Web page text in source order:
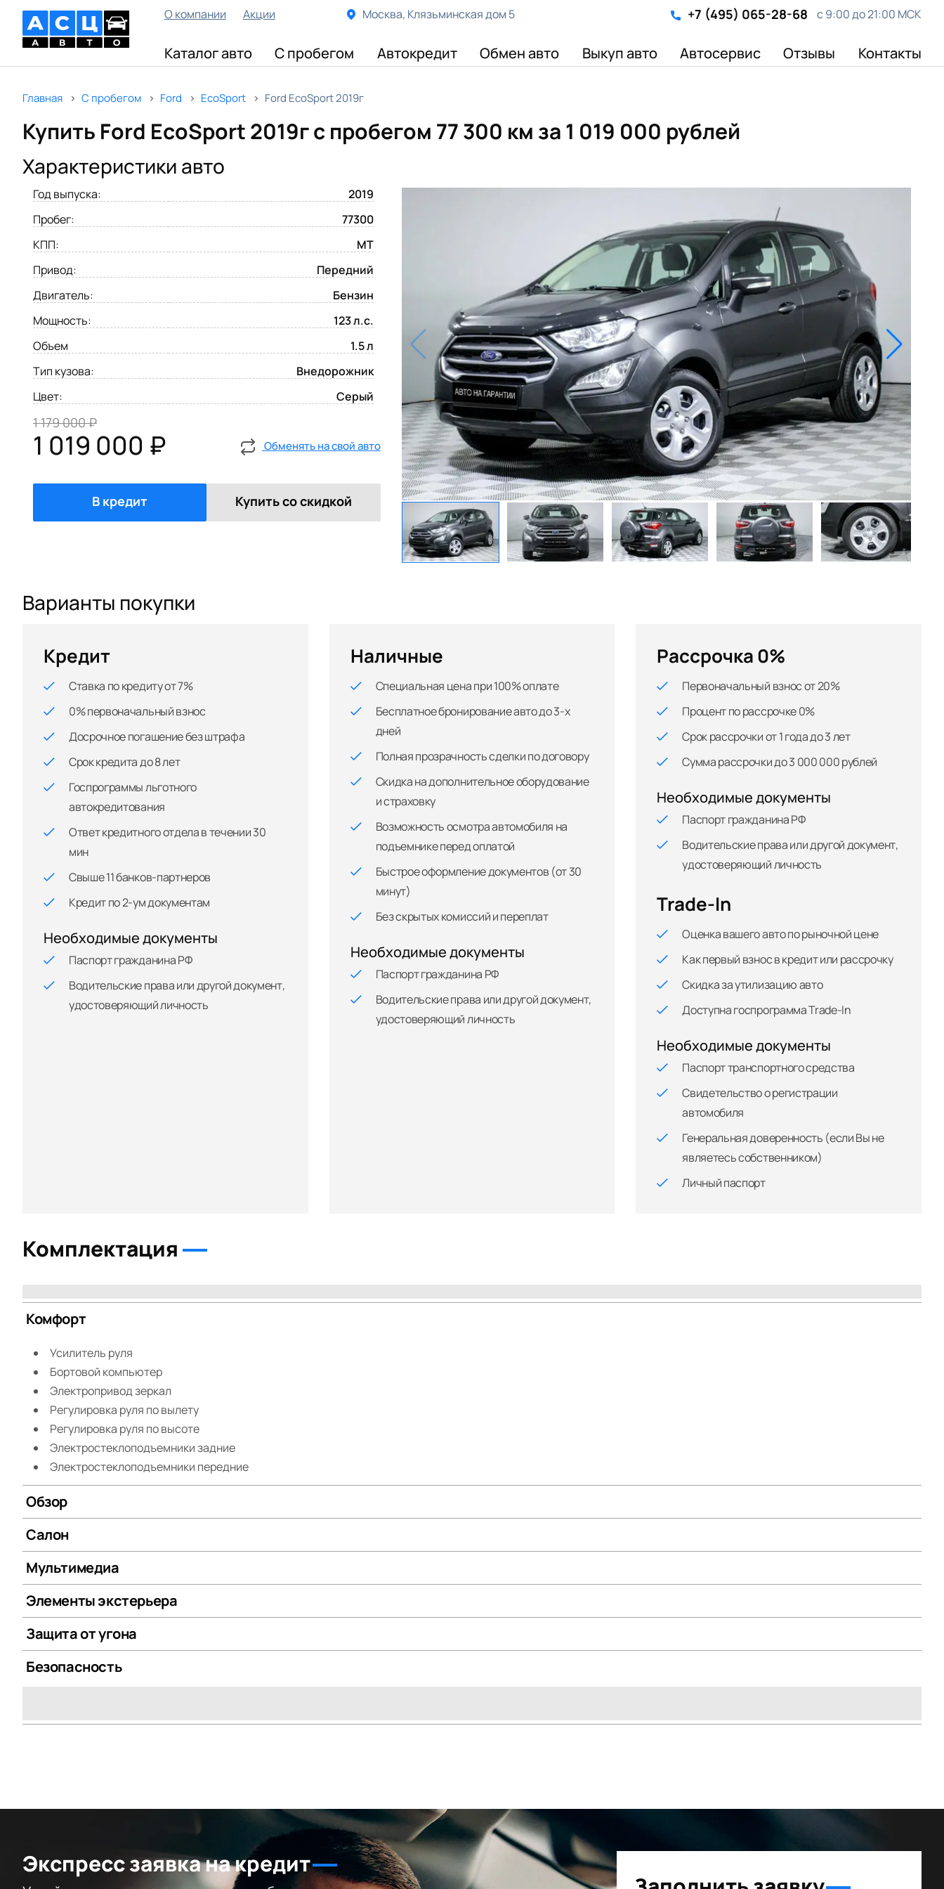
О компании Акции Москва, Клязьминская дом 5 +7 (495) 065-28-68 с 9:00 до 21:00 МСК
Каталог авто С пробегом Автокредит Обмен авто Выкуп авто Автосервис Отзывы Контакты
Главная С пробегом Ford EcoSport Ford EcoSport 2019г
Купить Ford EcoSport 2019г с пробегом 77 300 км за 1 019 000 рублей
Характеристики авто
Год выпуска:
2019
Пробег:
77300
КПП:
MT
Привод:
Передний
Двигатель:
Бензин
Мощность:
123 л.с.
Объем
1.5 л
Тип кузова:
Внедорожник
Цвет:
Серый
1 179 000 ₽
1 019 000 ₽ Обменять на свой авто
В кредит Купить со скидкой
Варианты покупки
Кредит
Ставка по кредиту от 7%
0% первоначальный взнос
Досрочное погашение без штрафа
Срок кредита до 8 лет
Госпрограммы льготного
автокредитования
Ответ кредитного отдела в течении 30
мин
Свыше 11 банков-партнеров
Кредит по 2-ум документам
Необходимые документы
Паспорт гражданина РФ
Водительские права или другой документ,
удостоверяющий личность
Наличные
Специальная цена при 100% оплате
Бесплатное бронирование авто до 3-х
дней
Полная прозрачность сделки по договору
Скидка на дополнительное оборудование
и страховку
Возможность осмотра автомобиля на
подъемнике перед оплатой
Быстрое оформление документов (от 30
минут)
Без скрытых комиссий и переплат
Необходимые документы
Паспорт гражданина РФ
Водительские права или другой документ,
удостоверяющий личность
Рассрочка 0%
Первоначальный взнос от 20%
Процент по рассрочке 0%
Срок рассрочки от 1 года до 3 лет
Сумма рассрочки до 3 000 000 рублей
Необходимые документы
Паспорт гражданина РФ
Водительские права или другой документ,
удостоверяющий личность
Trade-In
Оценка вашего авто по рыночной цене
Как первый взнос в кредит или рассрочку
Скидка за утилизацию авто
Доступна госпрограмма Trade-In
Необходимые документы
Паспорт транспортного средства
Свидетельство о регистрации
автомобиля
Генеральная доверенность (если Вы не
являетесь собственником)
Личный паспорт
Комплектация
Комфорт
Усилитель руля
Бортовой компьютер
Электропривод зеркал
Регулировка руля по вылету
Регулировка руля по высоте
Электростеклоподъемники задние
Электростеклоподъемники передние
Обзор
Салон
Мультимедиа
Элементы экстерьера
Защита от угона
Безопасность
Экспресс заявка на кредит